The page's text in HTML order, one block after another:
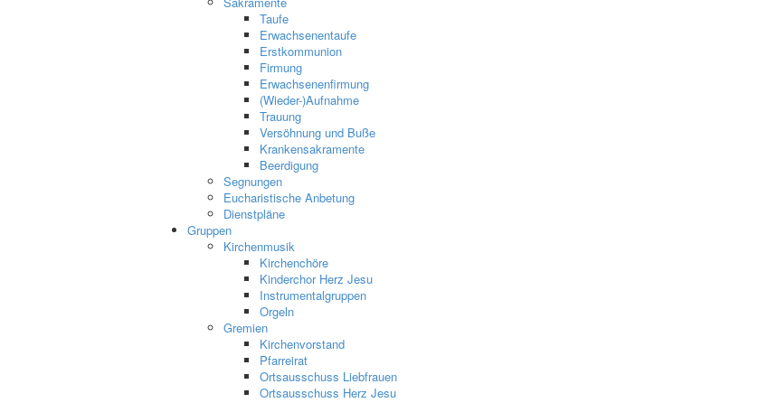
Taufe
Erwachsenentaufe
Erstkommunion
Firmung
Erwachsenenfirmung
(Wieder-)Aufnahme
Trauung
Versöhnung und Buße
Krankensakramente
Beerdigung
Segnungen
Eucharistische Anbetung
Dienstpläne
Gruppen
Kirchenmusik
Kirchenchöre
Kinderchor Herz Jesu
Instrumentalgruppen
Orgeln
Gremien
Kirchenvorstand
Pfarreirat
Ortsausschuss Liebfrauen
Ortsausschuss Herz Jesu